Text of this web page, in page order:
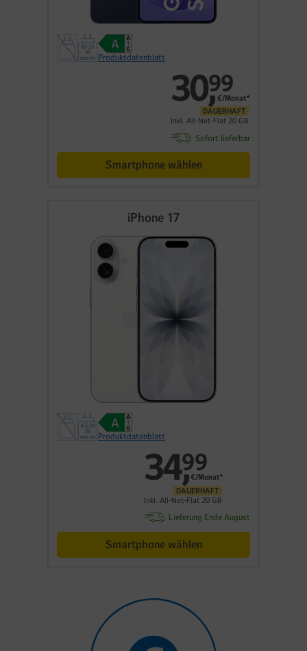
Produktdatenblatt
30,
99
€/Monat*
DAUERHAFT
Inkl. All-Net-Flat 20 GB
Sofort lieferbar
Smartphone wählen
iPhone 17
Produktdatenblatt
34,
99
€/Monat*
DAUERHAFT
Inkl. All-Net-Flat 20 GB
Lieferung Ende August
Smartphone wählen